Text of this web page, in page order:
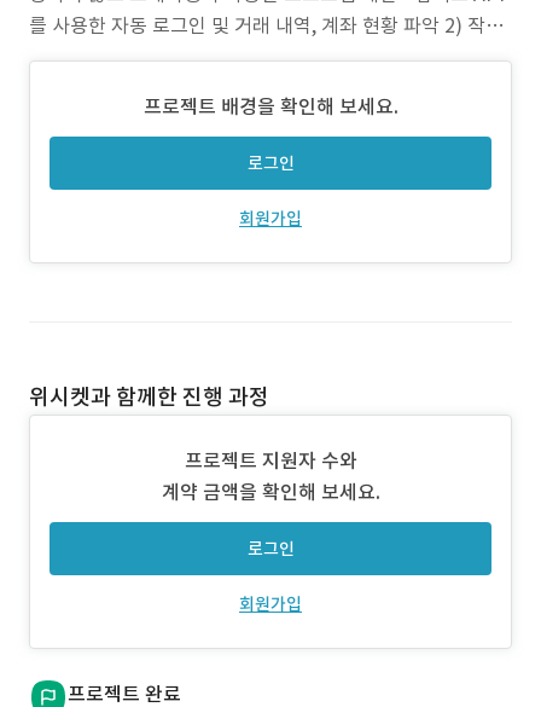
를 사용한 자동 로그인 및 거래 내역, 계좌 현황 파악 2) 작업
범위 - 업비트 API 연동 ; 계좌 연동 ; 오더북 및 오더 (주문 생
제작 - 관심 코인 등록 및 관리 3) 주요
프로젝트 배경을 확인해 보세요.
로그인
회원가입
위시켓과 함께한 진행 과정
프로젝트 지원자 수와
계약 금액을 확인해 보세요.
로그인
회원가입
프로젝트 완료